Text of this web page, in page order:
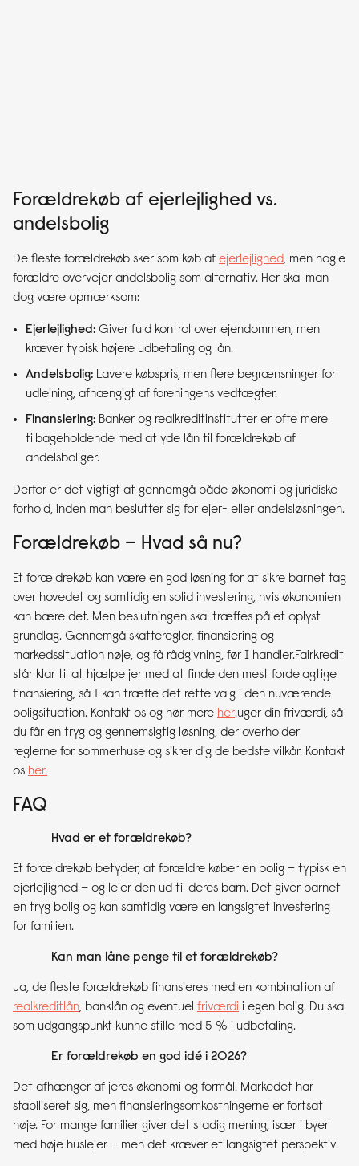
Forældrekøb af ejerlejlighed vs.
andelsbolig
De fleste forældrekøb sker som køb af ejerlejlighed, men nogle
forældre overvejer andelsbolig som alternativ. Her skal man
dog være opmærksom:
Ejerlejlighed: Giver fuld kontrol over ejendommen, men
kræver typisk højere udbetaling og lån.
Andelsbolig: Lavere købspris, men flere begrænsninger for
udlejning, afhængigt af foreningens vedtægter.
Finansiering: Banker og realkreditinstitutter er ofte mere
tilbageholdende med at yde lån til forældrekøb af
andelsboliger.
Derfor er det vigtigt at gennemgå både økonomi og juridiske
forhold, inden man beslutter sig for ejer- eller andelsløsningen.
Forældrekøb – Hvad så nu?
Et forældrekøb kan være en god løsning for at sikre barnet tag
over hovedet og samtidig en solid investering, hvis økonomien
kan bære det. Men beslutningen skal træffes på et oplyst
grundlag. Gennemgå skatteregler, finansiering og
markedssituation nøje, og få rådgivning, før I handler.Fairkredit
står klar til at hjælpe jer med at finde den mest fordelagtige
finansiering, så I kan træffe det rette valg i den nuværende
boligsituation. Kontakt os og hør mere her!uger din friværdi, så
du får en tryg og gennemsigtig løsning, der overholder
reglerne for sommerhuse og sikrer dig de bedste vilkår. Kontakt
os her.
FAQ
Hvad er et forældrekøb?
Et forældrekøb betyder, at forældre køber en bolig – typisk en
ejerlejlighed – og lejer den ud til deres barn. Det giver barnet
en tryg bolig og kan samtidig være en langsigtet investering
for familien.
Kan man låne penge til et forældrekøb?
Ja, de fleste forældrekøb finansieres med en kombination af
realkreditlån, banklån og eventuel friværdi i egen bolig. Du skal
som udgangspunkt kunne stille med 5 % i udbetaling.
Er forældrekøb en god idé i 2026?
Det afhænger af jeres økonomi og formål. Markedet har
stabiliseret sig, men finansieringsomkostningerne er fortsat
høje. For mange familier giver det stadig mening, især i byer
med høje huslejer – men det kræver et langsigtet perspektiv.